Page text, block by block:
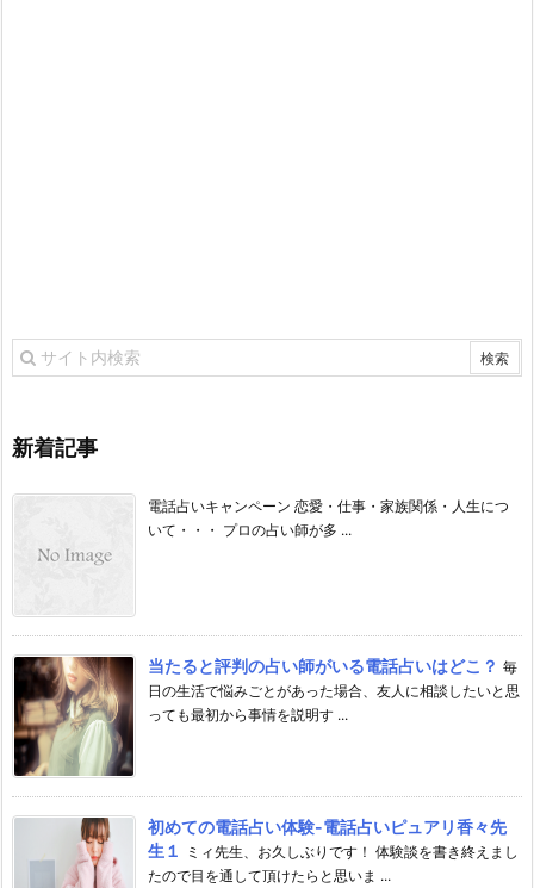
新着記事
電話占いキャンペーン 恋愛・仕事・家族関係・人生につ
いて・・・ プロの占い師が多 ...
当たると評判の占い師がいる電話占いはどこ？ 毎
日の生活で悩みごとがあった場合、友人に相談したいと思
っても最初から事情を説明す ...
初めての電話占い体験-電話占いピュアリ香々先
生１
ミィ先生、お久しぶりです！ 体験談を書き終えまし
たので目を通して頂けたらと思いま ...